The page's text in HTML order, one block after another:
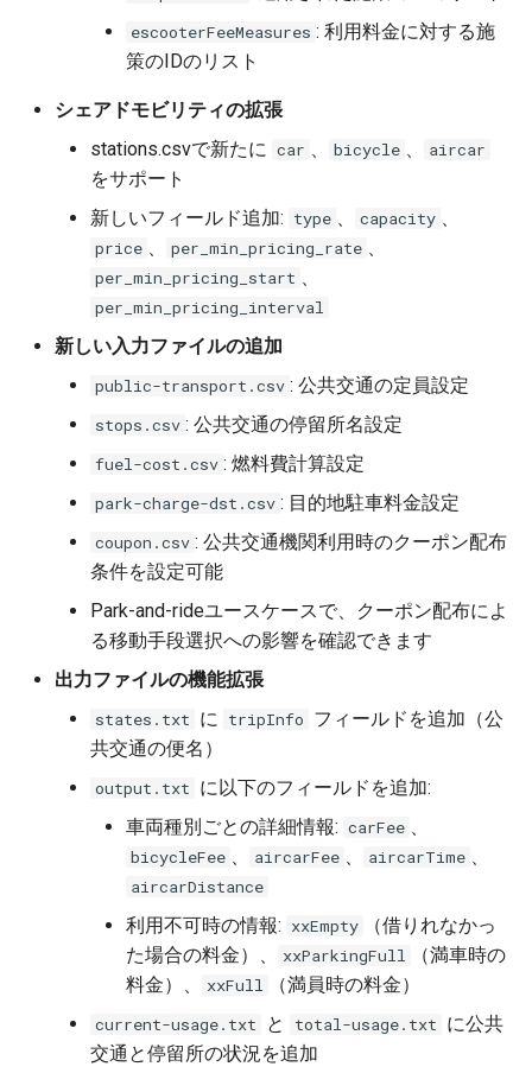
escooterFeeMeasures : 利用料金に対する施
策のIDのリスト
シェアドモビリティの拡張
stations.csvで新たに car 、 bicycle 、 aircar
をサポート
新しいフィールド追加: type 、 capacity 、
price 、 per_min_pricing_rate 、
per_min_pricing_start 、
per_min_pricing_interval
新しい入力ファイルの追加
public-transport.csv : 公共交通の定員設定
stops.csv : 公共交通の停留所名設定
fuel-cost.csv : 燃料費計算設定
park-charge-dst.csv : 目的地駐車料金設定
coupon.csv : 公共交通機関利用時のクーポン配布
条件を設定可能
Park-and-rideユースケースで、クーポン配布によ
る移動手段選択への影響を確認できます
出力ファイルの機能拡張
states.txt に tripInfo フィールドを追加（公
共交通の便名）
output.txt に以下のフィールドを追加:
車両種別ごとの詳細情報: carFee 、
bicycleFee 、 aircarFee 、 aircarTime 、
aircarDistance
利用不可時の情報: xxEmpty
（借りれなかっ
た場合の料金）、
xxParkingFull
（満車時の
料金）、
xxFull （満員時の料金）
current-usage.txt と total-usage.txt に公共
交通と停留所の状況を追加